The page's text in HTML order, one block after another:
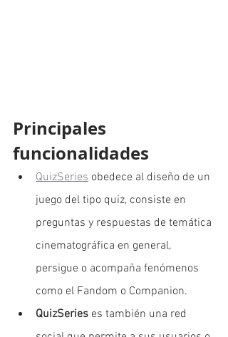
Principales
funcionalidades
QuizSeries obedece al diseño de un
juego del tipo quiz, consiste en
preguntas y respuestas de temática
cinematográfica en general,
persigue o acompaña fenómenos
como el Fandom o Companion.
QuizSeries es también una red